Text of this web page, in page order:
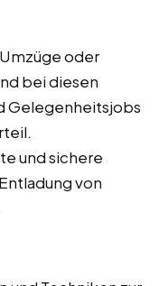
oder
bei diesen
Gelegenheitsjobs
und sichere
von